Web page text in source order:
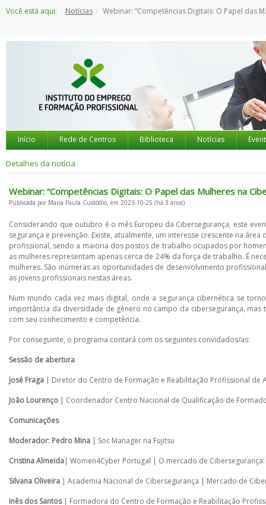
paraVocê está aqui: Notícias Webinar: “Competências Digitais: O Papel das Mulheres na Cibersegurança”| 30 Outubro
Início Rede de Centros Biblioteca Notícias
Detalhes da notícia
Webinar: “Competências Digitais: O Papel das Mulheres na
Publicada por Maria Paula Custódio, em 2023-10-25 (há 3 anos)
Considerando que outubro é o mês Europeu da Cibersegurança, este
segurança e prevenção. Existe, atualmente, um interesse crescente na
profissional, sendo a maioria dos postos de trabalho ocupados por
as mulheres representam apenas cerca de 24% da força de trabalho. É
mulheres. São inúmeras as oportunidades de desenvolvimento
as jovens profissionais nestas áreas.
Num mundo cada vez mais digital, onde a segurança cibernética se
importância da diversidade de gênero no campo da cibersegurança,
com seu conhecimento e competência.
Por conseguinte, o programa contará com os seguintes convidados/as:
Sessão de abertura
José Fraga | Diretor do Centro de Formação e Reabilitação Profissional de
João Lourenço | Coordenador Centro Nacional de Qualificação de
Comunicações
Moderador: Pedro Mina | Soc Manager na Fujitsu
Cristina Almeida| Women4Cyber Portugal | O mercado de
Silvana Oliveira | Academia Nacional de Cibersegurança | Mercado de
Inês dos Santos| Formadora do Centro de Formação e Reabilitação